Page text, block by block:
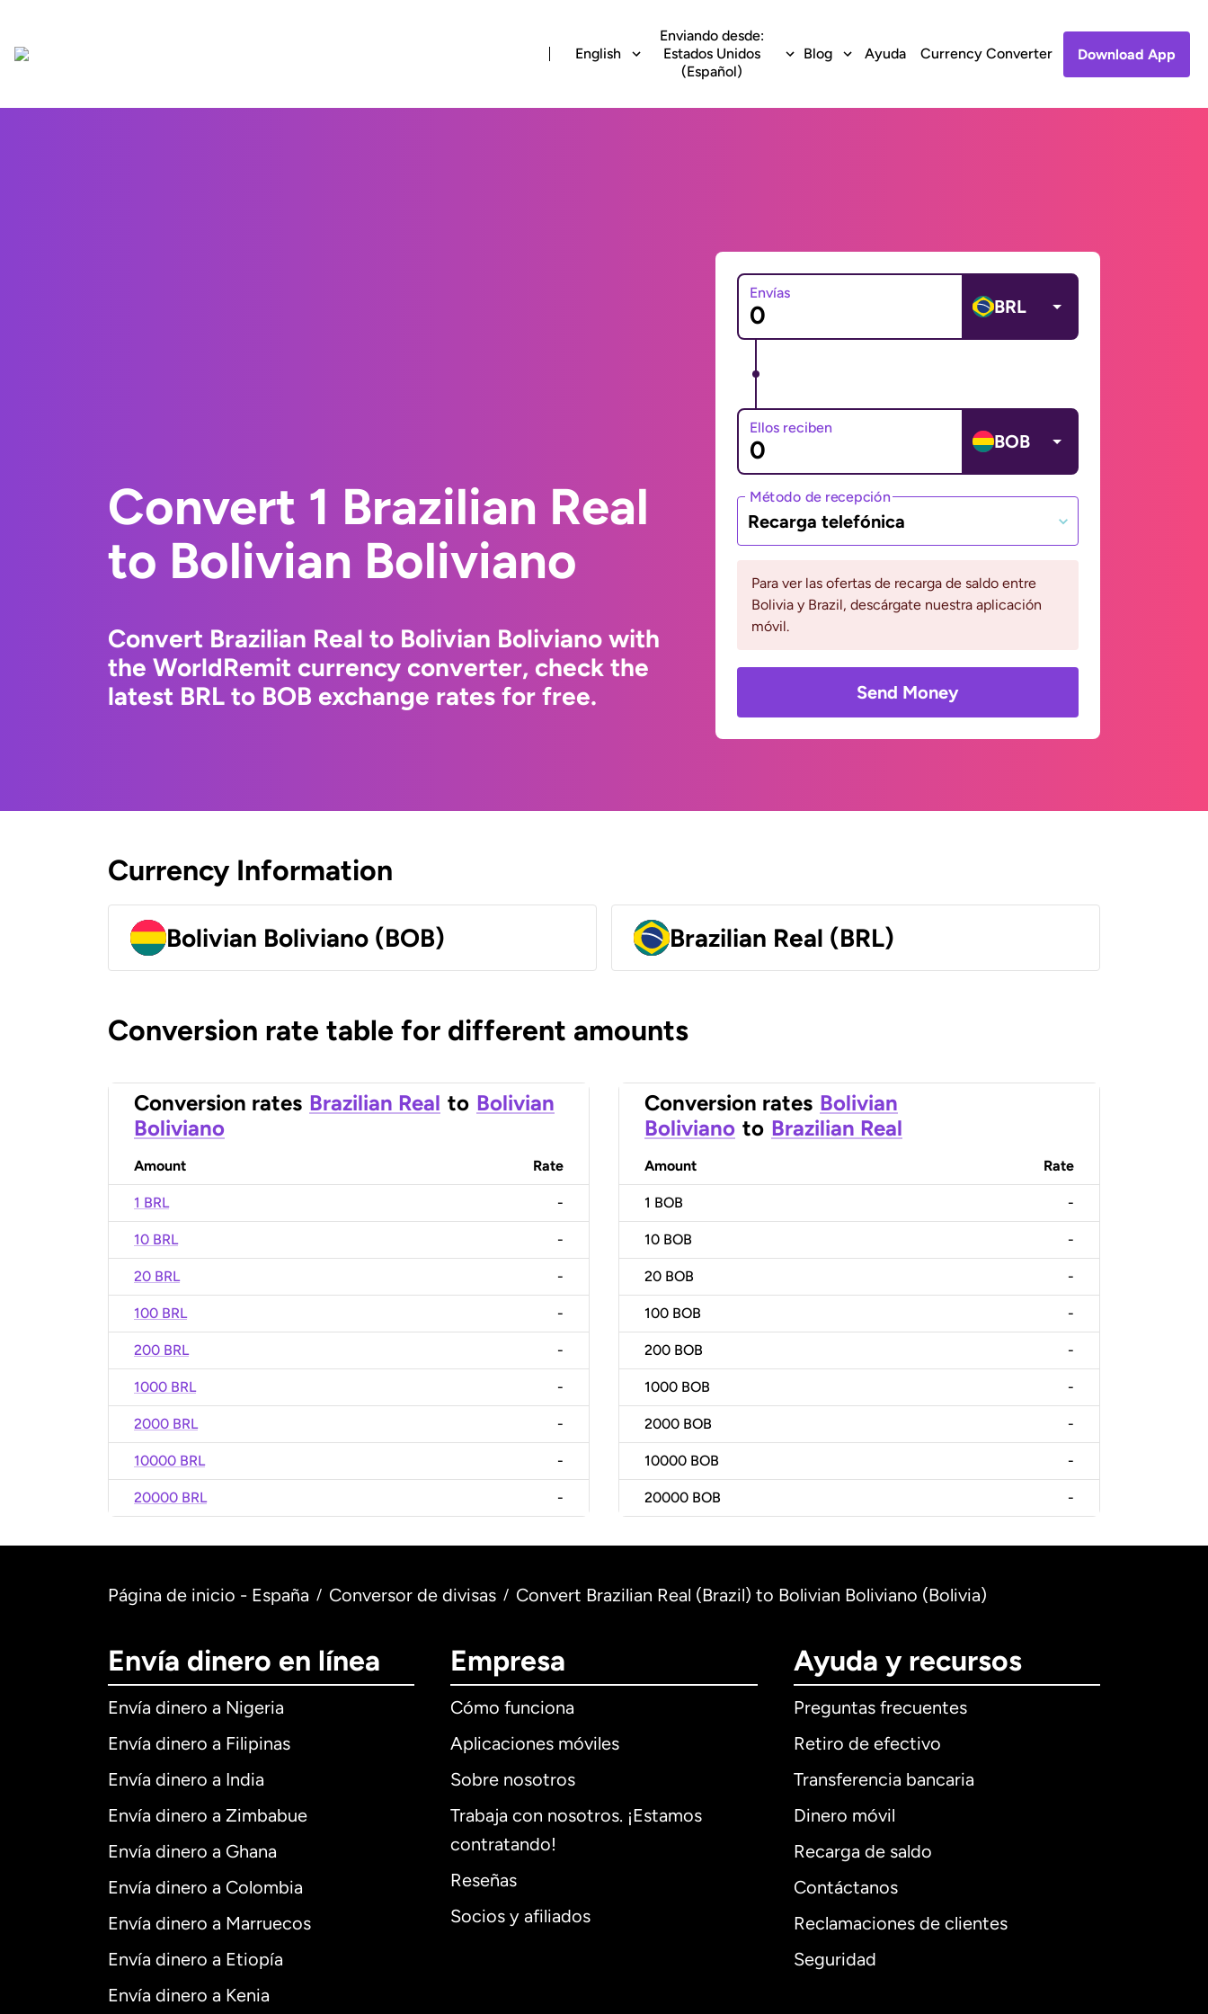
English
Enviando desde:
Estados Unidos
(Español)
Blog Ayuda Currency Converter Download App
Convert 1 Brazilian Real
to Bolivian Boliviano
Convert Brazilian Real to Bolivian Boliviano with
the WorldRemit currency converter, check the
latest BRL to BOB exchange rates for free.
Envías
BRL
Ellos reciben
BOB
Método de recepción
Recarga telefónica
Para ver las ofertas de recarga de saldo entre
Bolivia y Brazil, descárgate nuestra aplicación
móvil.
Send Money
Currency Information
Bolivian Boliviano (BOB) Brazilian Real (BRL)
Conversion rate table for different amounts
Conversion rates Brazilian Real to Bolivian
Boliviano
Amount Rate
1 BRL -
10 BRL -
20 BRL -
100 BRL -
200 BRL -
1000 BRL -
2000 BRL -
10000 BRL -
20000 BRL -
Conversion rates Bolivian
Boliviano to Brazilian Real
Amount Rate
1 BOB -
10 BOB -
20 BOB -
100 BOB -
200 BOB -
1000 BOB -
2000 BOB -
10000 BOB -
20000 BOB -
Página de inicio - España / Conversor de divisas / Convert Brazilian Real (Brazil) to Bolivian Boliviano (Bolivia)
Envía dinero en línea
Envía dinero a Nigeria
Envía dinero a Filipinas
Envía dinero a India
Envía dinero a Zimbabue
Envía dinero a Ghana
Envía dinero a Colombia
Envía dinero a Marruecos
Envía dinero a Etiopía
Envía dinero a Kenia
Empresa
Cómo funciona
Aplicaciones móviles
Sobre nosotros
Trabaja con nosotros. ¡Estamos
contratando!
Reseñas
Socios y afiliados
Ayuda y recursos
Preguntas frecuentes
Retiro de efectivo
Transferencia bancaria
Dinero móvil
Recarga de saldo
Contáctanos
Reclamaciones de clientes
Seguridad